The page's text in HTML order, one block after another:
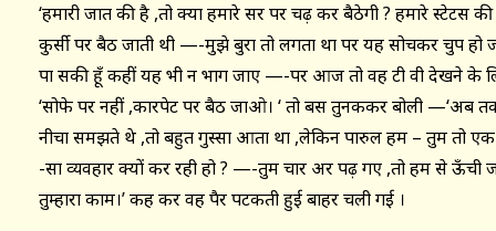
‘हमारी जात की है ,तो क्या हमारे सर पर चढ़ कर बैठेगी ? हमारे स्टेटस
कुर्सी पर बैठ जाती थी —-मुझे बुरा तो लगता था पर यह सोचकर चुप हो
पा सकी हूँ कहीं यह भी न भाग जाए —-पर आज तो वह टी वी देखने के
‘सोफे पर नहीं ,कारपेट पर बैठ जाओ। ‘ तो बस तुनककर बोली
नीचा समझते थे ,तो बहुत गुस्सा आता था ,लेकिन पारुल हम – तुम तो
-सा व्यवहार क्यों कर रही हो ? —-तुम चार अक्षर पढ़ गए ,तो हम से ऊँची
तुम्हारा काम।’ कह कर वह पैर पटकती हुई बाहर चली गई ।